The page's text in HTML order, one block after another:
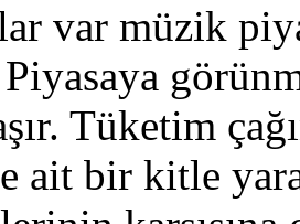
var müzik
Tüketim
ait bir kitle